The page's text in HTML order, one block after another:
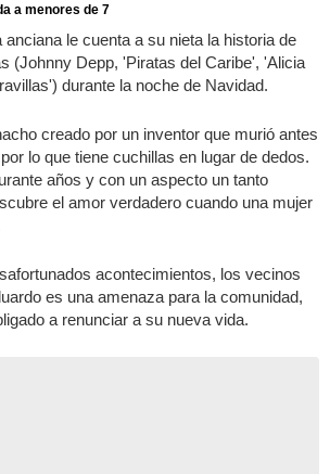
a menores de 7
le cuenta a su nieta la historia de
(Johnny Depp, 'Piratas del Caribe', 'Alicia
durante la noche de Navidad.
creado por un inventor que murió antes
lo que tiene cuchillas en lugar de dedos.
años y con un aspecto un tanto
el amor verdadero cuando una mujer
acontecimientos, los vecinos
es una amenaza para la comunidad,
a renunciar a su nueva vida.